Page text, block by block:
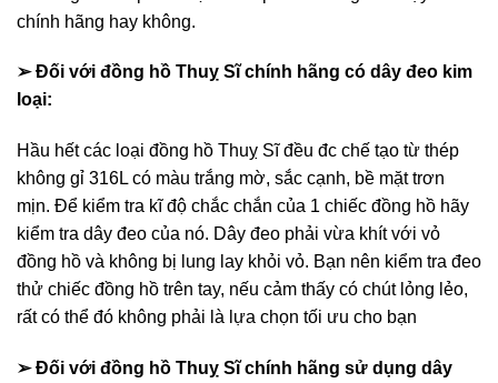
chính hãng hay không.
➢ Đối với đồng hồ Thuỵ Sĩ chính hãng có dây đeo kim
loại:
Hầu hết các loại đồng hồ Thuỵ Sĩ đều đc chế tạo từ thép
không gỉ 316L có màu trắng mờ, sắc cạnh, bề mặt trơn
mịn. Để kiểm tra kĩ độ chắc chắn của 1 chiếc đồng hồ hãy
kiểm tra dây đeo của nó. Dây đeo phải vừa khít với vỏ
đồng hồ và không bị lung lay khỏi vỏ. Bạn nên kiểm tra đeo
thử chiếc đồng hồ trên tay, nếu cảm thấy có chút lỏng lẻo,
rất có thể đó không phải là lựa chọn tối ưu cho bạn
➢ Đối với đồng hồ Thuỵ Sĩ chính hãng sử dụng dây